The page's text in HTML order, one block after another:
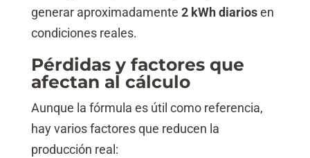
generar aproximadamente 2 kWh diariosen
condiciones reales.
Pérdidas y factores que
afectan al cálculo
Aunque la fórmula es útil como referencia,
hay varios factores que reducen la
producción real: